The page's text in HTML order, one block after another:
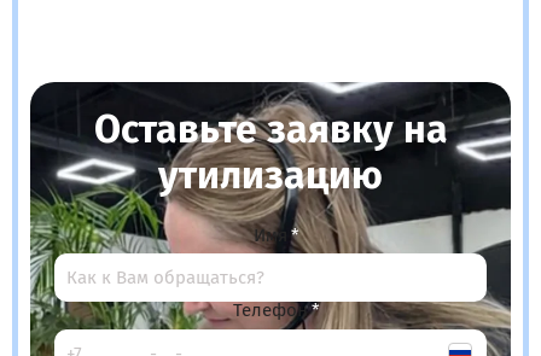
Оставьте заявку на
утилизацию
Имя
Телефон